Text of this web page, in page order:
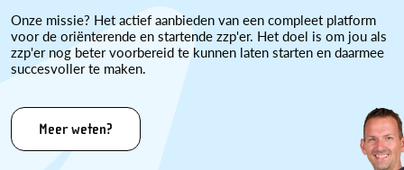
Onze missie? Het actief aanbieden van een compleet platform
voor de oriënterende en startende zzp'er. Het doel is om jou als
zzp'er nog beter voorbereid te kunnen laten starten en daarmee
succesvoller te maken.
Meer weten?